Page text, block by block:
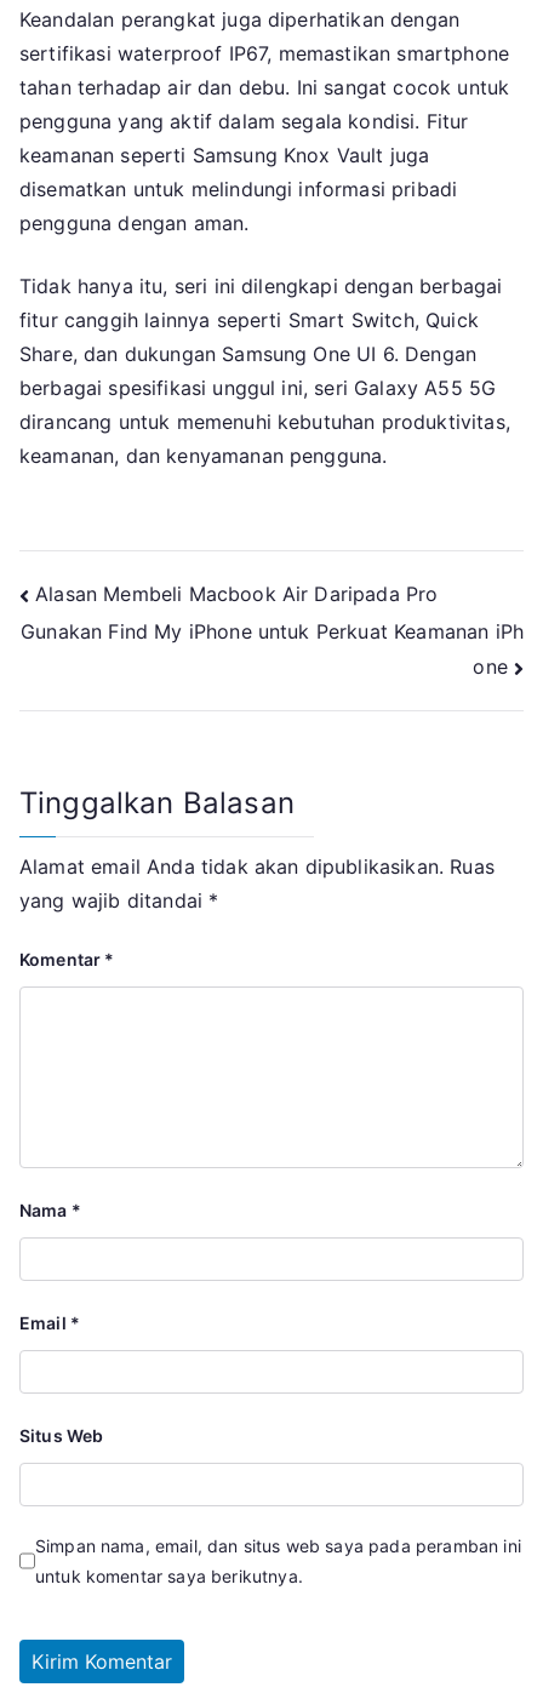
Keandalan perangkat juga diperhatikan dengan
sertifikasi waterproof IP67, memastikan smartphone
tahan terhadap air dan debu. Ini sangat cocok untuk
pengguna yang aktif dalam segala kondisi. Fitur
keamanan seperti Samsung Knox Vault juga
disematkan untuk melindungi informasi pribadi
pengguna dengan aman.
Tidak hanya itu, seri ini dilengkapi dengan berbagai
fitur canggih lainnya seperti Smart Switch, Quick
Share, dan dukungan Samsung One UI 6. Dengan
berbagai spesifikasi unggul ini, seri Galaxy A55 5G
dirancang untuk memenuhi kebutuhan produktivitas,
keamanan, dan kenyamanan pengguna.
Navigasi
pos
Alasan Membeli Macbook Air Daripada Pro
Gunakan Find My iPhone untuk Perkuat Keamanan iPh
one
Tinggalkan Balasan
Alamat email Anda tidak akan dipublikasikan. Ruas
yang wajib ditandai *
Komentar *
Nama *
Email *
Situs Web
Simpan nama, email, dan situs web saya pada peramban ini
untuk komentar saya berikutnya.